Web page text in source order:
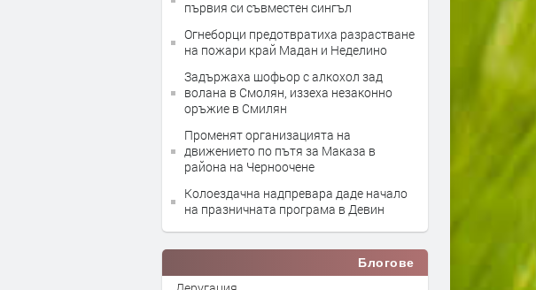
първия си съвместен сингъл
Огнеборци предотвратиха разрастване
на пожари край Мадан и Неделино
Задържаха шофьор с алкохол зад
волана в Смолян, иззеха незаконно
оръжие в Смилян
Променят организацията на
движението по пътя за Маказа в
района на Черноочене
Колоездачна надпревара даде начало
на празничната програма в Девин
Блогове